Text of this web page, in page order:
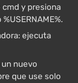
cmd y presiona
ejecuta
nuevo
que use solo